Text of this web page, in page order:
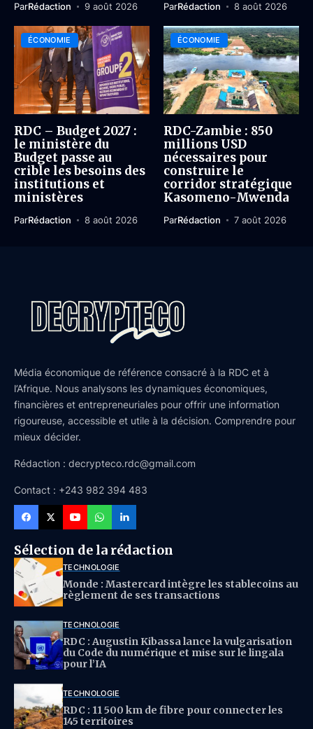
ParRédaction 9 août 2026 ParRédaction 8 août 2026
ÉCONOMIE
RDC – Budget 2027 :
le ministère du
Budget passe au
crible les besoins des
institutions et
ministères
ParRédaction 8 août 2026
ÉCONOMIE
RDC-Zambie : 850
millions USD
nécessaires pour
construire le
corridor stratégique
Kasomeno-Mwenda
ParRédaction 7 août 2026
Média économique de référence consacré à la RDC et à
l’Afrique. Nous analysons les dynamiques économiques,
financières et entrepreneuriales pour offrir une information
rigoureuse, accessible et utile à la décision. Comprendre pour
mieux décider.
Rédaction : decrypteco.rdc@gmail.com
Contact : +243 982 394 483
Sélection de la rédaction
TECHNOLOGIE
Monde : Mastercard intègre les stablecoins au
règlement de ses transactions
TECHNOLOGIE
RDC : Augustin Kibassa lance la vulgarisation
du Code du numérique et mise sur le lingala
pour l’IA
TECHNOLOGIE
RDC : 11 500 km de fibre pour connecter les
145 territoires